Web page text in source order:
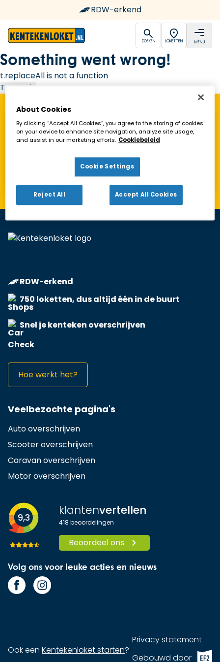
RDW-erkend
open
ZOEKEN LOKETTEN MENU
Something went wrong!
t.replaceAll is not a function
Try again
Vind een Kentekenloket in de buurt!
Toon alleen geopende loketten
RDW-erkend
750 loketten, dus altijd één in de buurt
Snel je kenteken overschrijven
Hoe werkt het?
Veelbezochte pagina's
Auto overschrijven
Scooter overschrijven
Caravan overschrijven
Motor overschrijven
9,3 klantenvertellen
418 beoordelingen
Beoordeel ons
Volg ons voor leuke acties en nieuws
Ook een Kentekenloket starten?
Privacy statement
Gebouwd doorEF2
About Cookies
By clicking “Accept All Cookies”, you agree to the storing of cookies
on your device to enhance site navigation, analyze site usage,
and assist in our marketing efforts. Cookiebeleid
Cookie Settings
Reject All Accept All Cookies